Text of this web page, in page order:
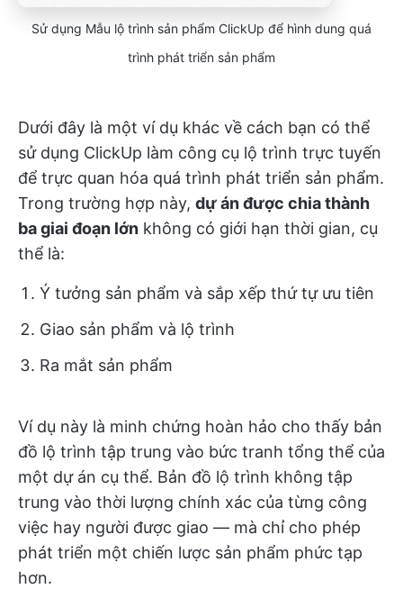
Sử dụng Mẫu lộ trình sản phẩm ClickUp để hình dung quá
trình phát triển sản phẩm
Dưới đây là một ví dụ khác về cách bạn có thể
sử dụng ClickUp làm công cụ lộ trình trực tuyến
để trực quan hóa quá trình phát triển sản phẩm.
Trong trường hợp này, dự án được chia thành
ba giai đoạn lớn không có giới hạn thời gian, cụ
thể là:
Ý tưởng sản phẩm và sắp xếp thứ tự ưu tiên
Giao sản phẩm và lộ trình
Ra mắt sản phẩm
Ví dụ này là minh chứng hoàn hảo cho thấy bản
đồ lộ trình tập trung vào bức tranh tổng thể của
một dự án cụ thể. Bản đồ lộ trình không tập
trung vào thời lượng chính xác của từng công
việc hay người được giao — mà chỉ cho phép
phát triển một chiến lược sản phẩm phức tạp
hơn.